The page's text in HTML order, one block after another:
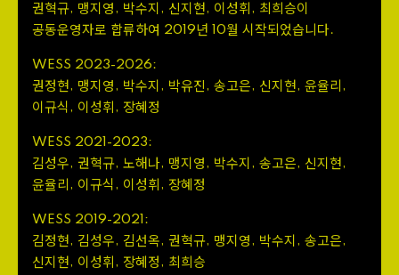
권혁규, 맹지영, 박수지 , 신지현, 이성휘 , 최희승이
공동운영자로 합류하여 2019년 10월 시작되었습니다.
WESS 2023-2026:
권정현, 맹지영, 박수지 , 박유진, 송고은, 신지현, 윤율리 ,
이규식 , 이성휘 , 장혜정
WESS 2021-2023:
김성우, 권혁규, 노해나, 맹지영, 박수지 , 송고은, 신지현,
윤율리 , 이규식 , 이성휘 , 장혜정
WESS 2019-2021:
김정현, 김성우, 김선옥, 권혁규, 맹지영, 박수지 , 송고은,
신지현, 이성휘 , 장혜정, 최희승